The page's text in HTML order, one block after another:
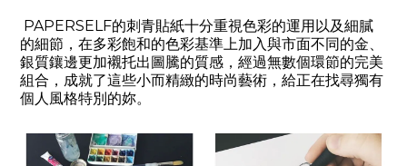
PAPERSELF的刺青貼紙十分重視色彩的運用以及細膩
的細節，在多彩飽和的色彩基準上加入與市面不同的金、
銀質鑲邊更加襯托出圖騰的質感，經過無數個環節的完美
組合，成就了這些小而精緻的時尚藝術，給正在找尋獨有
個人風格特別的妳。